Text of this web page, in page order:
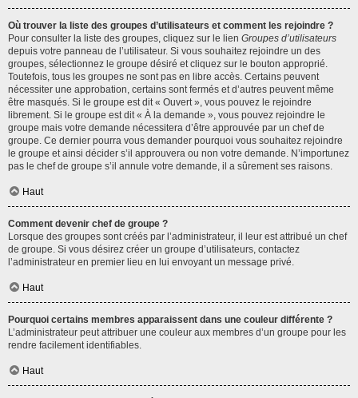
Où trouver la liste des groupes d’utilisateurs et comment les rejoindre ?
Pour consulter la liste des groupes, cliquez sur le lien Groupes d’utilisateurs
depuis votre panneau de l’utilisateur. Si vous souhaitez rejoindre un des
groupes, sélectionnez le groupe désiré et cliquez sur le bouton approprié.
Toutefois, tous les groupes ne sont pas en libre accès. Certains peuvent
nécessiter une approbation, certains sont fermés et d’autres peuvent même
être masqués. Si le groupe est dit « Ouvert », vous pouvez le rejoindre
librement. Si le groupe est dit « À la demande », vous pouvez rejoindre le
groupe mais votre demande nécessitera d’être approuvée par un chef de
groupe. Ce dernier pourra vous demander pourquoi vous souhaitez rejoindre
le groupe et ainsi décider s’il approuvera ou non votre demande. N’importunez
pas le chef de groupe s’il annule votre demande, il a sûrement ses raisons.
Haut
Comment devenir chef de groupe ?
Lorsque des groupes sont créés par l’administrateur, il leur est attribué un chef
de groupe. Si vous désirez créer un groupe d’utilisateurs, contactez
l’administrateur en premier lieu en lui envoyant un message privé.
Haut
Pourquoi certains membres apparaissent dans une couleur différente ?
L’administrateur peut attribuer une couleur aux membres d’un groupe pour les
rendre facilement identifiables.
Haut